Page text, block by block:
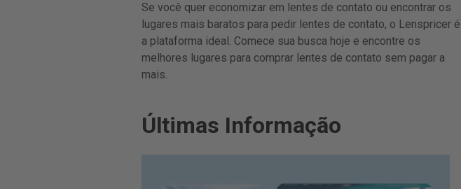
Se você quer economizar em lentes de contato ou encontrar os
lugares mais baratos para pedir lentes de contato, o Lenspricer é
a plataforma ideal. Comece sua busca hoje e encontre os
melhores lugares para comprar lentes de contato sem pagar a
mais.
Últimas Informação